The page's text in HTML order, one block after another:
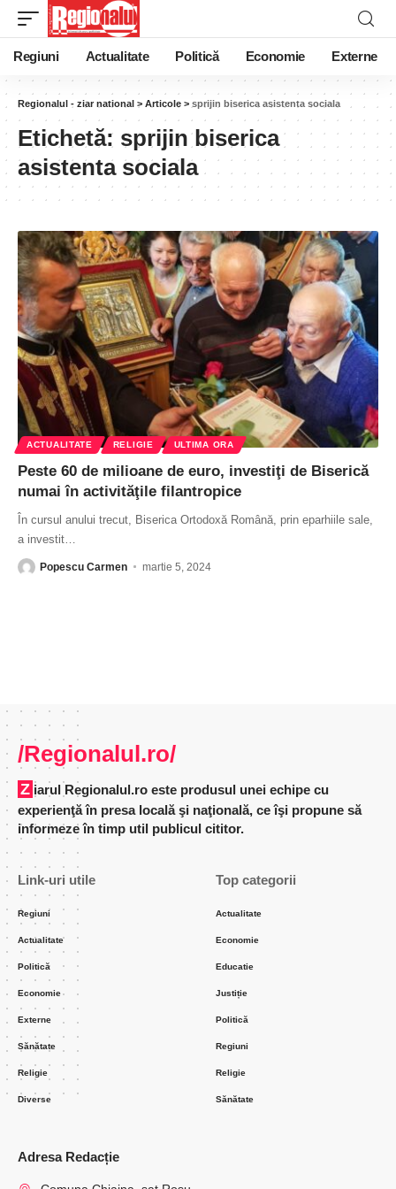
Regiuni Actualitate Politică Economie Externe
Regionalul - ziar national > Articole > sprijin biserica asistenta sociala
Etichetă: sprijin biserica
asistenta sociala
ACTUALITATE RELIGIE ULTIMA ORA
Peste 60 de milioane de euro, investiţi de Biserică
numai în activităţile filantropice
În cursul anului trecut, Biserica Ortodoxă Română, prin eparhiile sale,
a investit
Popescu Carmen martie 5, 2024
/Regionalul.ro/
Ziarul Regionalul.ro este produsul unei echipe cu
experienţă în presa locală şi naţională, ce îşi propune să
informeze în timp util publicul cititor.
Link-uri utile
Regiuni
Actualitate
Politică
Economie
Externe
Sănătate
Religie
Diverse
Top categorii
Actualitate
Economie
Educatie
Justiție
Politică
Regiuni
Religie
Sănătate
Adresa Redacție